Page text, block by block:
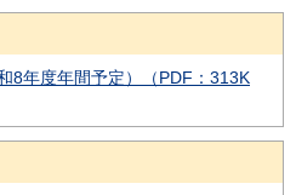
8年度年間予定）（PDF：313K